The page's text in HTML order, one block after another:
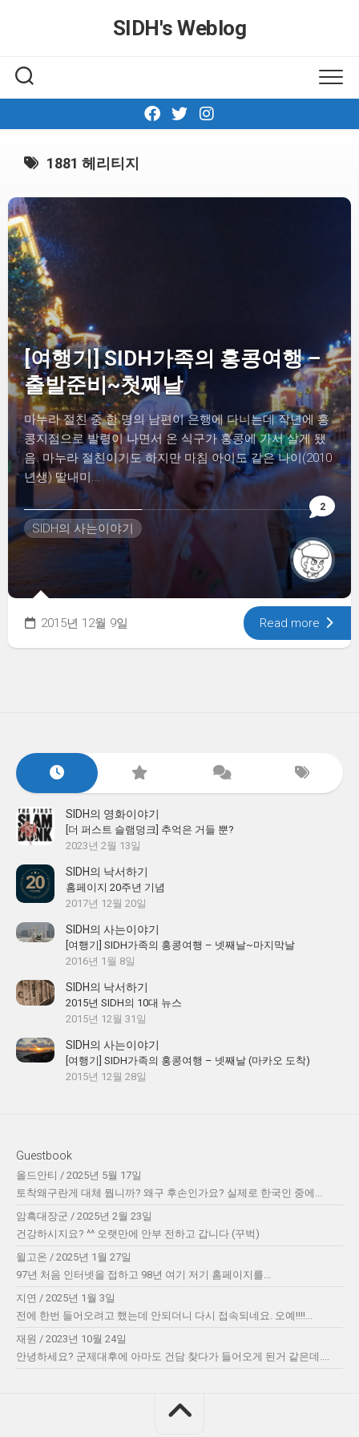
SIDH′s Weblog
1881 헤리티지
2
[여행기] SIDH가족의 홍콩여행 –
출발준비~첫째날
마누라 절친 중 한 명의 남편이 은행에 다니는데 작년에 홍
콩지점으로 발령이 나면서 온 식구가 홍콩에 가서 살게 됐
음. 마누라 절친이기도 하지만 마침 아이도 같은 나이(2010
년생) 딸내미...
SIDH의 사는이야기
2015년 12월 9일 Read more
SIDH의 영화이야기
[더 퍼스트 슬램덩크] 추억은 거들 뿐?
2023년 2월 13일
SIDH의 낙서하기
홈페이지 20주년 기념
2017년 12월 20일
SIDH의 사는이야기
[여행기] SIDH가족의 홍콩여행 – 넷째날~마지막날
2016년 1월 8일
SIDH의 낙서하기
2015년 SIDH의 10대 뉴스
2015년 12월 31일
SIDH의 사는이야기
[여행기] SIDH가족의 홍콩여행 – 넷째날 (마카오 도착)
2015년 12월 28일
Guestbook
올드안티 / 2025년 5월 17일
토착왜구란게 대체 뭡니까? 왜구 후손인가요? 실제로 한국인 중에...
암흑대장군 / 2025년 2월 23일
건강하시지요? ^^ 오랫만에 안부 전하고 갑니다 (꾸벅)
윌고온 / 2025년 1월 27일
97년 처음 인터넷을 접하고 98년 여기 저기 홈페이지를...
지연 / 2025년 1월 3일
전에 한번 들어오려고 했는데 안되더니 다시 접속되네요. 오예!!!!...
재원 / 2023년 10월 24일
안녕하세요? 군제대후에 아마도 건담 찾다가 들어오게 된거 같은데....